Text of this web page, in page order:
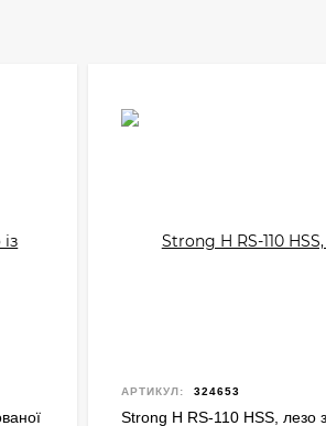
АРТИКУЛ: 324653
Strong H RS-110 HSS, лезо